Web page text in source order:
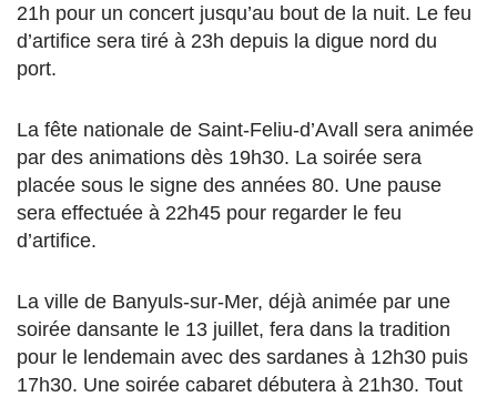
21h pour un concert jusqu’au bout de la nuit. Le feu
d’artifice sera tiré à 23h depuis la digue nord du
port.
La fête nationale de Saint-Feliu-d’Avall sera animée
par des animations dès 19h30. La soirée sera
placée sous le signe des années 80. Une pause
sera effectuée à 22h45 pour regarder le feu
d’artifice.
La ville de Banyuls-sur-Mer, déjà animée par une
soirée dansante le 13 juillet, fera dans la tradition
pour le lendemain avec des sardanes à 12h30 puis
17h30. Une soirée cabaret débutera à 21h30. Tout